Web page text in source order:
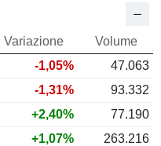
Variazione
Volume
-1,05%
47.063
-1,31%
93.332
+2,40%
77.190
+1,07%
263.216